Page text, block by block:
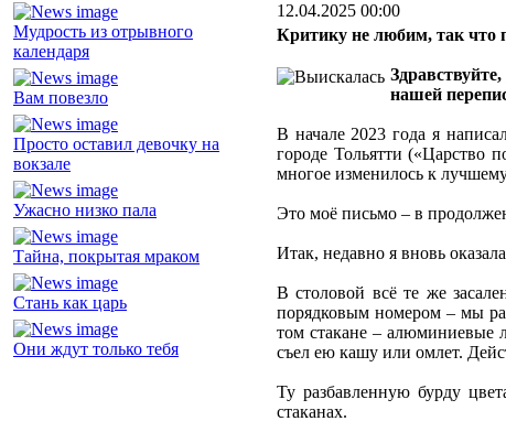
Мудрость из отрывного
календаря
Вам повезло
Просто оставил девочку на
вокзале
Ужасно низко пала
Тайна, покрытая мраком
Стань как царь
Они ждут только тебя
12.04.2025 00:00
Критику не любим, так что
нашей
В начале 2023 года я
городе Тольятти («Царство
многое изменилось к
Это моё письмо – в
Итак, недавно я вновь
В столовой всё те же
порядковым номером – мы
том стакане – алюминиевые
съел ею кашу или омлет.
Ту разбавленную бурду
стаканах.